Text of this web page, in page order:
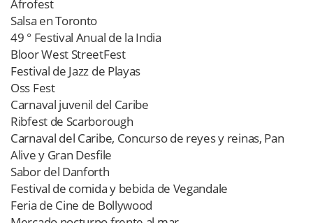
Afrofest
Salsa en Toronto
49 ° Festival Anual de la India
Bloor West StreetFest
Festival de Jazz de Playas
Oss Fest
Carnaval juvenil del Caribe
Ribfest de Scarborough
Carnaval del Caribe, Concurso de reyes y reinas, Pan
Alive y Gran Desfile
Sabor del Danforth
Festival de comida y bebida de Vegandale
Feria de Cine de Bollywood